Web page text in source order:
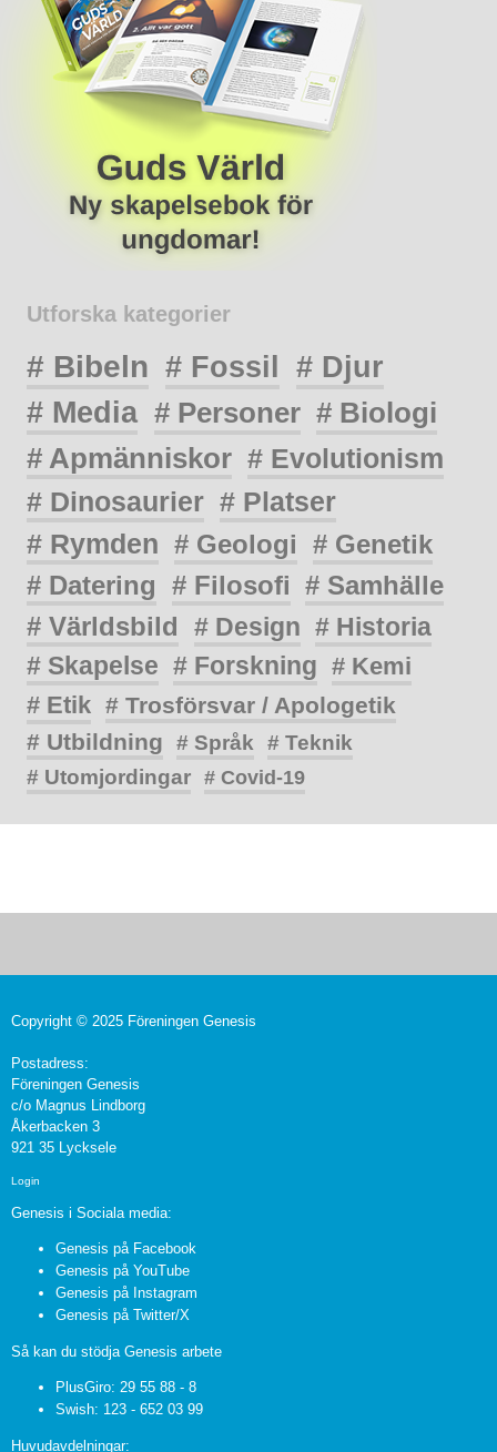
Utforska kategorier
# Bibeln # Fossil # Djur
# Media # Personer # Biologi
# Apmänniskor # Evolutionism
# Dinosaurier # Platser
# Rymden # Geologi # Genetik
# Datering # Filosofi # Samhälle
# Världsbild
# Design # Historia
# Skapelse # Forskning # Kemi
# Etik # Trosförsvar / Apologetik
# Utbildning
# Språk # Teknik
# Utomjordingar # Covid-19
Copyright © 2025 Föreningen Genesis
Postadress:
Föreningen Genesis
c/o Magnus Lindborg
Åkerbacken 3
921 35 Lycksele
Login
Genesis i Sociala media:
Genesis på Facebook
Genesis på YouTube
Genesis på Instagram
Genesis på Twitter/X
Så kan du stödja Genesis arbete
PlusGiro: 29 55 88 - 8
Swish: 123 - 652 03 99
Huvudavdelningar: